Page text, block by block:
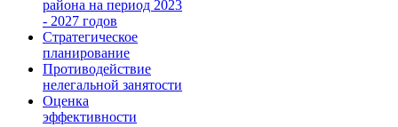
района на период 2023
- 2027 годов
Стратегическое
планирование
Противодействие
нелегальной занятости
Оценка
эффективности